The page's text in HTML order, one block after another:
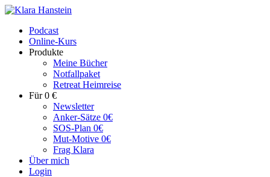
Podcast
Online-Kurs
Produkte
Meine Bücher
Notfallpaket
Retreat Heimreise
Für 0 €
Newsletter
Anker-Sätze 0€
SOS-Plan 0€
Mut-Motive 0€
Frag Klara
Über mich
Login